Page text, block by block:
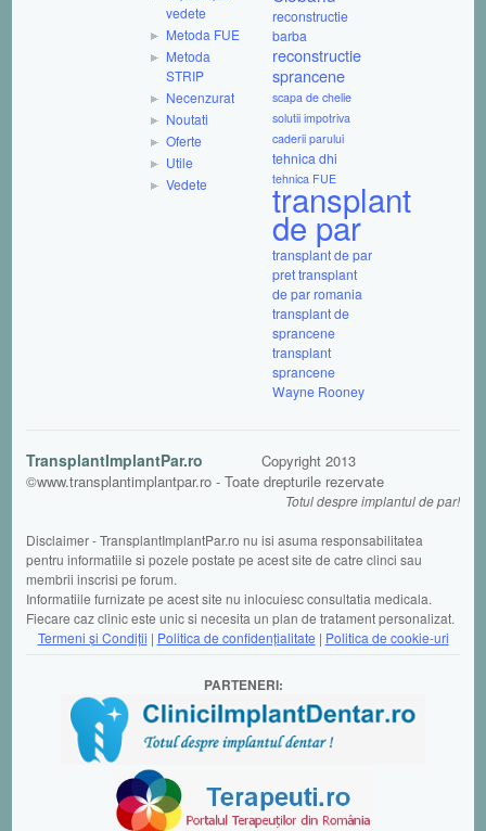
vedete
Metoda FUE
Metoda
STRIP
Necenzurat
Noutati
Oferte
Utile
Vedete
reconstructie
barba
reconstructie
sprancene
scapa de chelie
solutii impotriva
caderii parului
tehnica dhi
tehnica FUE
transplant
de par
transplant de par
prettransplant
de par romania
transplant de
sprancene
transplant
sprancene
Wayne Rooney
TransplantImplantPar.ro
Copyright 2013
©www.transplantimplantpar.ro - Toate drepturile rezervate
Totul despre implantul de par!
Disclaimer - TransplantImplantPar.ro nu isi asuma responsabilitatea
pentru informatiile si pozele postate pe acest site de catre clinci sau
membrii inscrisi pe forum.
Informatiile furnizate pe acest site nu inlocuiesc consultatia medicala.
Fiecare caz clinic este unic si necesita un plan de tratament personalizat.
Termeni şi Condiții | Politica de confidențialitate | Politica de cookie-uri
PARTENERI: